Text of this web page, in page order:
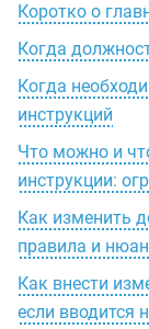
Коротко о
Когда
Когда
инструкций
Что можно и
инструкции:
Как изменить
правила и
Как внести
если вводится